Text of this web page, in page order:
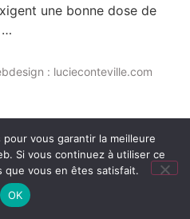
une bonne dose de
…
: lucieconteville.com
vous garantir la meilleure
Si vous continuez à utiliser ce
que vous en êtes satisfait.
OK